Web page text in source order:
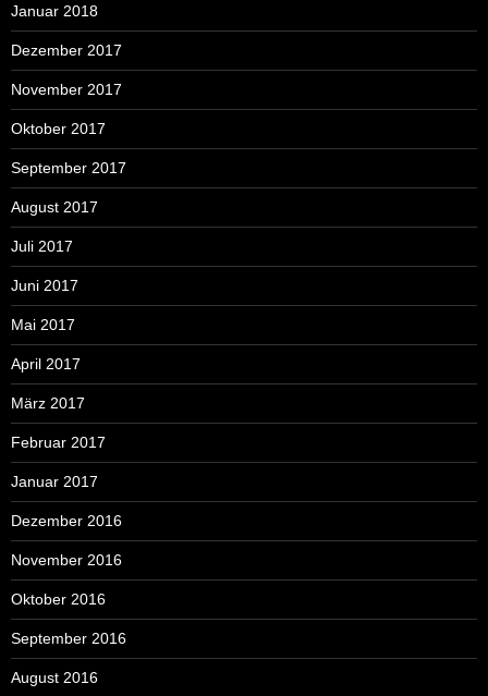
Januar 2018
Dezember 2017
November 2017
Oktober 2017
September 2017
August 2017
Juli 2017
Juni 2017
Mai 2017
April 2017
März 2017
Februar 2017
Januar 2017
Dezember 2016
November 2016
Oktober 2016
September 2016
August 2016